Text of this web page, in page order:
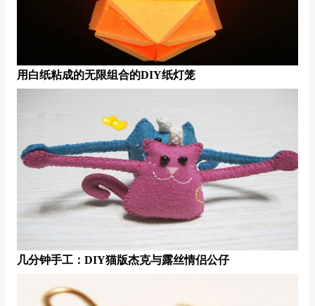
用白纸粘成的无限组合的DIY纸灯笼
几分钟手工：DIY猫版杰克与露丝情侣公仔